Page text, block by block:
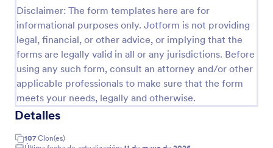
Disclaimer: The form templates here are for
informational purposes only. Jotform is not providing
legal, financial, or other advice, or implying that the
forms are legally valid in all or any jurisdictions. Before
using any such form, consult an attorney and/or other
applicable professionals to make sure that the form
meets your needs, legally and otherwise.
Detalles
107 Clon(es)
narrativos, e-firma y botonos de opción múltiple.
Usar plantilla
Vista previa